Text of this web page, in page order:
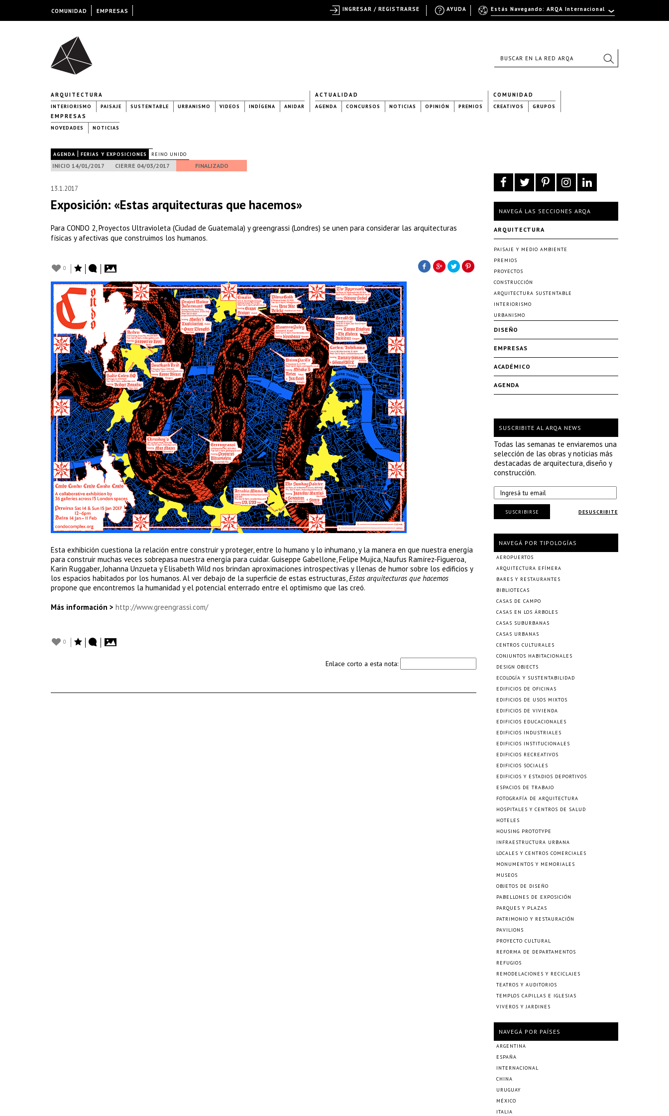
ARQUITECTURA
INTERIORISMO PAISAJE SUSTENTABLE URBANISMO VIDEOS INDÍGENA ANIDAR
ACTUALIDAD
AGENDA CONCURSOS NOTICIAS OPINIÓN PREMIOS
COMUNIDAD
CREATIVOS GRUPOS
EMPRESAS
NOVEDADES NOTICIAS
AGENDA | FERIAS Y EXPOSICIONES REINO UNIDO
INICIO 14/01/2017 CIERRE 04/03/2017 FINALIZADO
13.1.2017
Exposición: «Estas arquitecturas que hacemos»
Para CONDO 2, Proyectos Ultravioleta (Ciudad de Guatemala) y greengrassi (Londres) se unen para considerar las arquitecturas
físicas y afectivas que construimos los humanos.
0
Esta exhibición cuestiona la relación entre construir y proteger, entre lo humano y lo inhumano, y la manera en que nuestra energía
para construir muchas veces sobrepasa nuestra energía para cuidar. Guiseppe Gabellone, Felipe Mujica, Naufus Ramírez-Figueroa,
Karin Ruggaber, Johanna Unzueta y Elisabeth Wild nos brindan aproximaciones introspectivas y llenas de humor sobre los edificios y
los espacios habitados por los humanos. Al ver debajo de la superficie de estas estructuras,Estas arquitecturas que hacemos
propone que encontremos la humanidad y el potencial enterrado entre el optimismo que las creó.
Más información > http://www.greengrassi.com/
0
Enlace corto a esta nota:
NAVEGÁ LAS SECCIONES ARQA
ARQUITECTURA
PAISAJE Y MEDIO AMBIENTE
PREMIOS
PROYECTOS
CONSTRUCCIÓN
ARQUITECTURA SUSTENTABLE
INTERIORISMO
URBANISMO
DISEÑO
EMPRESAS
ACADÉMICO
AGENDA
SUSCRIBITE AL ARQA NEWS
Todas las semanas te enviaremos una
selección de las obras y noticias más
destacadas de arquitectura, diseño y
construcción.
DESUSCRIBITE
SUSCRIBIRSE
NAVEGÁ POR TIPOLOGÍAS
AEROPUERTOS
ARQUITECTURA EFÍMERA
BARES Y RESTAURANTES
BIBLIOTECAS
CASAS DE CAMPO
CASAS EN LOS ÁRBOLES
CASAS SUBURBANAS
CASAS URBANAS
CENTROS CULTURALES
CONJUNTOS HABITACIONALES
DESIGN OBJECTS
ECOLOGÍA Y SUSTENTABILIDAD
EDIFICIOS DE OFICINAS
EDIFICIOS DE USOS MIXTOS
EDIFICIOS DE VIVIENDA
EDIFICIOS EDUCACIONALES
EDIFICIOS INDUSTRIALES
EDIFICIOS INSTITUCIONALES
EDIFICIOS RECREATIVOS
EDIFICIOS SOCIALES
EDIFICIOS Y ESTADIOS DEPORTIVOS
ESPACIOS DE TRABAJO
FOTOGRAFÍA DE ARQUITECTURA
HOSPITALES Y CENTROS DE SALUD
HOTELES
HOUSING PROTOTYPE
INFRAESTRUCTURA URBANA
LOCALES Y CENTROS COMERCIALES
MONUMENTOS Y MEMORIALES
MUSEOS
OBJETOS DE DISEÑO
PABELLONES DE EXPOSICIÓN
PARQUES Y PLAZAS
PATRIMONIO Y RESTAURACIÓN
PAVILIONS
PROYECTO CULTURAL
REFORMA DE DEPARTAMENTOS
REFUGIOS
REMODELACIONES Y RECICLAJES
TEATROS Y AUDITORIOS
TEMPLOS CAPILLAS E IGLESIAS
VIVEROS Y JARDINES
NAVEGÁ POR PAÍSES
ARGENTINA
ESPAÑA
INTERNACIONAL
CHINA
URUGUAY
MÉXICO
ITALIA
COMUNIDAD EMPRESAS Estás Navegando: ARQA Internacional
AYUDA
INGRESAR / REGISTRARSE